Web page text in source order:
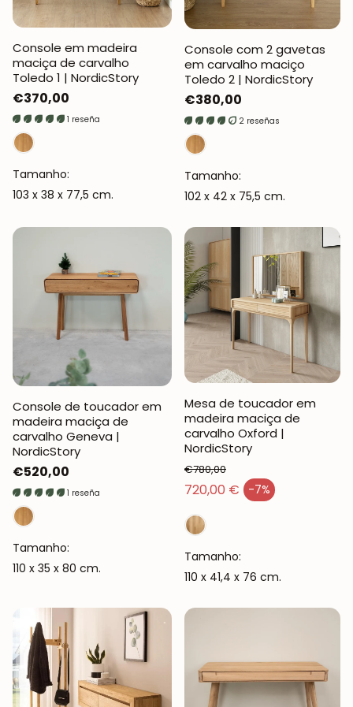
Console em madeira
maciça de carvalho
Toledo 1 | NordicStory
Preço
normal
€370,00
1 reseña
Tamanho:
103 x 38 x 77,5 cm.
Console com 2 gavetas
em carvalho maciço
Toledo 2 | NordicStory
Preço
normal
€380,00
2 reseñas
Tamanho:
102 x 42 x 75,5 cm.
Console de toucador em
madeira maciça de
carvalho Geneva |
NordicStory
Preço
normal
€520,00
1 reseña
Tamanho:
110 x 35 x 80 cm.
Mesa de toucador em
madeira maciça de
carvalho Oxford |
NordicStory
720,00 € -7%
Preço de venda
Preço normal
€780,00
Tamanho:
110 x 41,4 x 76 cm.